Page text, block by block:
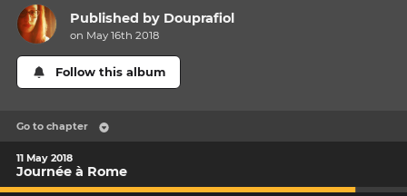
Published by Douprafiol
on May 16th 2018
Follow this album
Go to chapter
11 May 2018
Journée à Rome